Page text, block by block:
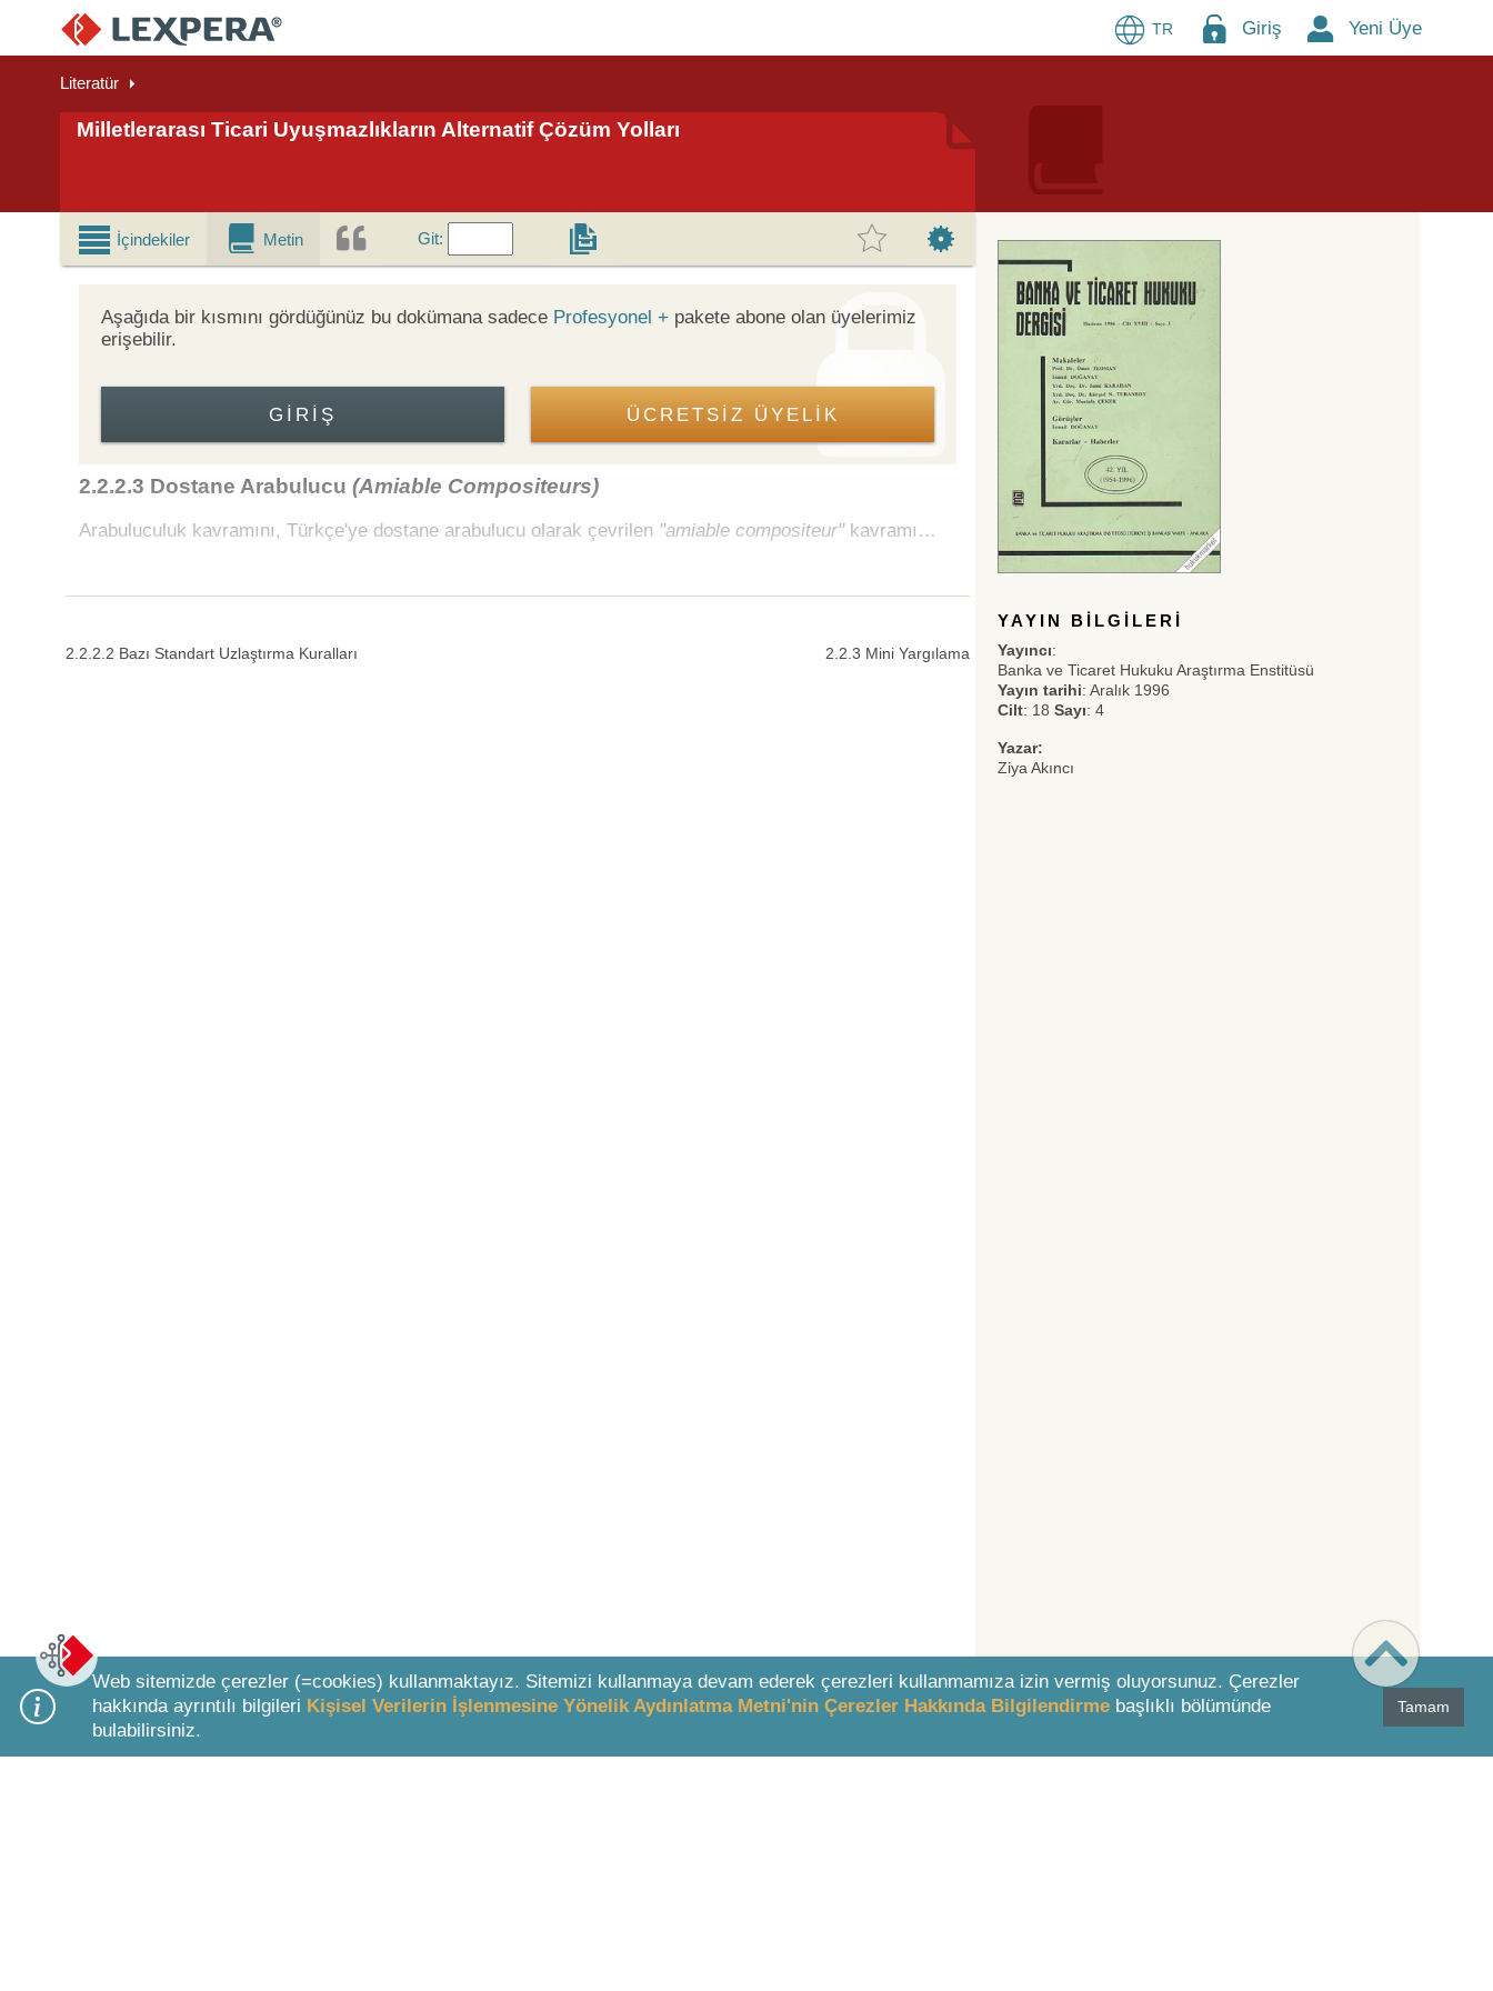
TR Giriş Yeni Üye
Literatür
Milletlerarası Ticari Uyuşmazlıkların Alternatif Çözüm Yolları
İçindekiler Metin Git:
Aşağıda bir kısmını gördüğünüz bu dokümana sadece Profesyonel + pakete abone olan üyelerimiz
erişebilir.
GIRIŞ ÜCRETSİZ ÜYELİK
2.2.2.3 Dostane Arabulucu (Amiable Compositeurs)
Arabuluculuk kavramını, Türkçe'ye dostane arabulucu olarak çevrilen "amiable compositeur" kavramı…
2.2.2.2 Bazı Standart Uzlaştırma Kuralları 2.2.3 Mini Yargılama
Bottom Search Toolbar Highlight Text
YAYIN BILGILERI
Yayıncı:
Banka ve Ticaret Hukuku Araştırma Enstitüsü
Yayın tarihi: Aralık 1996
Cilt: 18 Sayı: 4
Yazar:
Ziya Akıncı
Web sitemizde çerezler (=cookies) kullanmaktayız. Sitemizi kullanmaya devam ederek çerezleri kullanmamıza izin vermiş oluyorsunuz. Çerezler
hakkında ayrıntılı bilgileri Kişisel Verilerin İşlenmesine Yönelik Aydınlatma Metni'nin Çerezler Hakkında Bilgilendirme başlıklı bölümünde
bulabilirsiniz.
Tamam